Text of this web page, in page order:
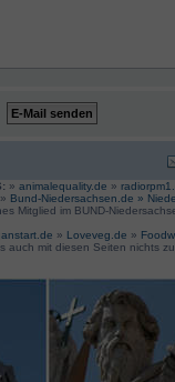
» animalequality.de »
» Bund-Niedersachsen.de »
Mitglied im BUND-
» Loveveg.de »
auch mit diesen Seiten nichts